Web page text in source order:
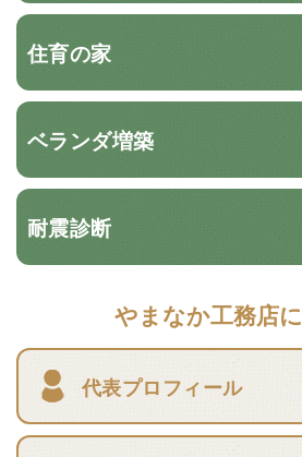
住育の家
ベランダ増築
耐震診断
やまなか工務店
代表プロフィール